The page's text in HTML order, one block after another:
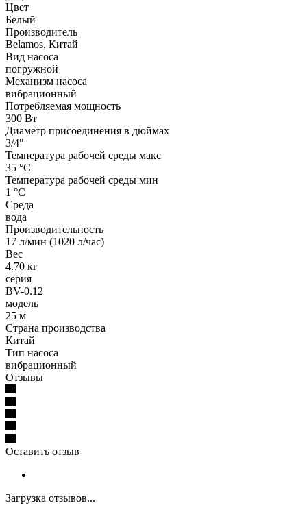
Цвет
Белый
Производитель
Belamos, Китай
Вид насоса
погружной
Механизм насоса
вибрационный
Потребляемая мощность
300 Вт
Диаметр присоединения в дюймах
3/4″
Температура рабочей среды макс
35 °С
Температура рабочей среды мин
1 °С
Среда
вода
Производительность
17 л/мин (1020 л/час)
Вес
4.70 кг
серия
BV-0.12
модель
25 м
Страна производства
Китай
Тип насоса
вибрационный
Отзывы
Оставить отзыв
Загрузка отзывов...